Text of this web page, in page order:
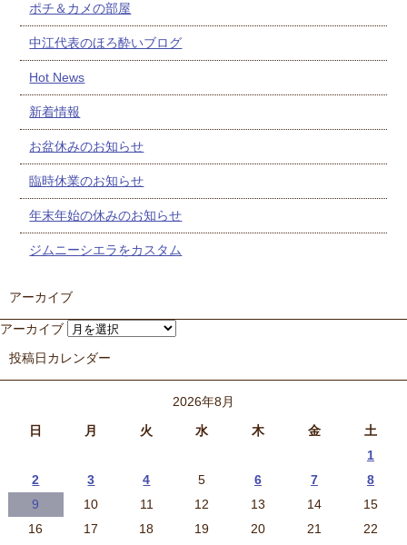
ポチ＆カメの部屋
中江代表のほろ酔いブログ
Hot News
新着情報
お盆休みのお知らせ
臨時休業のお知らせ
年末年始の休みのお知らせ
ジムニーシエラをカスタム
アーカイブ
アーカイブ
投稿日カレンダー
2026年8月
日
月 火 水 木 金 土
1
2
3 4 5 6 7
8
9
10 11 12 13 14
15
16
17 18 19 20 21
22